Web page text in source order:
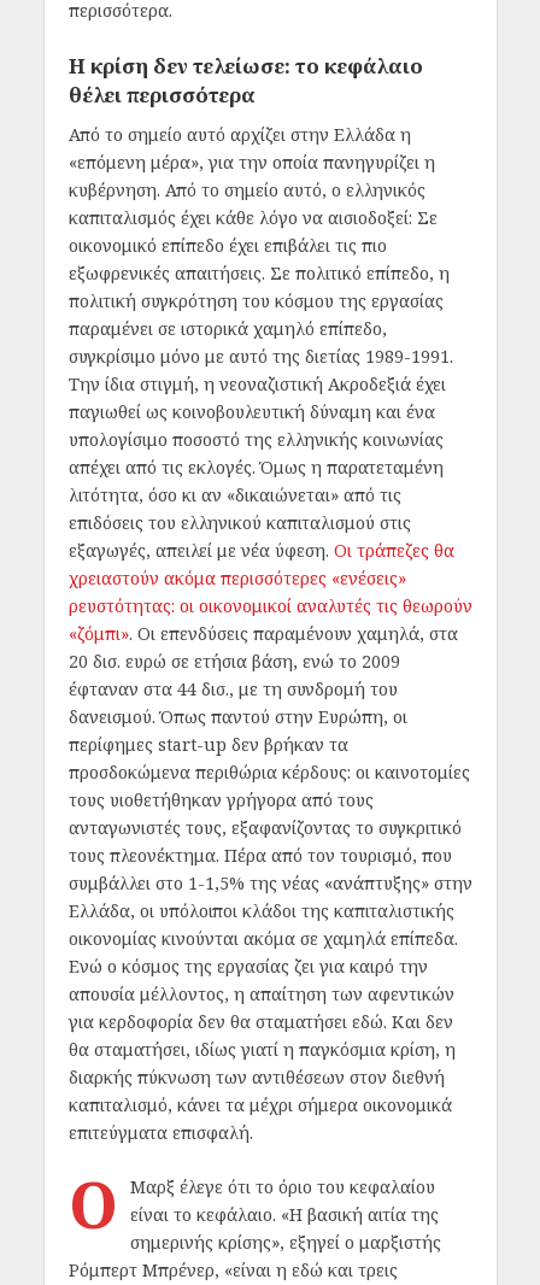
περισσότερα.
Η κρίση δεν τελείωσε: το κεφάλαιο
θέλει περισσότερα
Από το σημείο αυτό αρχίζει στην Ελλάδα η
«επόμενη μέρα», για την οποία πανηγυρίζει η
κυβέρνηση. Από το σημείο αυτό, ο ελληνικός
καπιταλισμός έχει κάθε λόγο να αισιοδοξεί: Σε
οικονομικό επίπεδο έχει επιβάλει τις πιο
εξωφρενικές απαιτήσεις. Σε πολιτικό επίπεδο, η
πολιτική συγκρότηση του κόσμου της εργασίας
παραμένει σε ιστορικά χαμηλό επίπεδο,
συγκρίσιμο μόνο με αυτό της διετίας 1989-1991.
Την ίδια στιγμή, η νεοναζιστική Ακροδεξιά έχει
παγιωθεί ως κοινοβουλευτική δύναμη και ένα
υπολογίσιμο ποσοστό της ελληνικής κοινωνίας
απέχει από τις εκλογές. Όμως η παρατεταμένη
λιτότητα, όσο κι αν «δικαιώνεται» από τις
επιδόσεις του ελληνικού καπιταλισμού στις
εξαγωγές, απειλεί με νέα ύφεση. Οι τράπεζες θα
χρειαστούν ακόμα περισσότερες «ενέσεις»
ρευστότητας: οι οικονομικοί αναλυτές τις θεωρούν
«ζόμπι». Οι επενδύσεις παραμένουν χαμηλά, στα
20 δισ. ευρώ σε ετήσια βάση, ενώ το 2009
έφταναν στα 44 δισ., με τη συνδρομή του
δανεισμού. Όπως παντού στην Ευρώπη, οι
περίφημες start-up δεν βρήκαν τα
προσδοκώμενα περιθώρια κέρδους: οι καινοτομίες
τους υιοθετήθηκαν γρήγορα από τους
ανταγωνιστές τους, εξαφανίζοντας το συγκριτικό
τους πλεονέκτημα. Πέρα από τον τουρισμό, που
συμβάλλει στο 1-1,5% της νέας «ανάπτυξης» στην
Ελλάδα, οι υπόλοιποι κλάδοι της καπιταλιστικής
οικονομίας κινούνται ακόμα σε χαμηλά επίπεδα.
Ενώ ο κόσμος της εργασίας ζει για καιρό την
απουσία μέλλοντος, η απαίτηση των αφεντικών
για κερδοφορία δεν θα σταματήσει εδώ. Και δεν
θα σταματήσει, ιδίως γιατί η παγκόσμια κρίση, η
διαρκής πύκνωση των αντιθέσεων στον διεθνή
καπιταλισμό, κάνει τα μέχρι σήμερα οικονομικά
επιτεύγματα επισφαλή.
O
Μαρξ έλεγε ότι το όριο του κεφαλαίου
είναι το κεφάλαιο. «Η βασική αιτία της
σημερινής κρίσης», εξηγεί ο μαρξιστής
Ρόμπερτ Μπρένερ, «είναι η εδώ και τρεις